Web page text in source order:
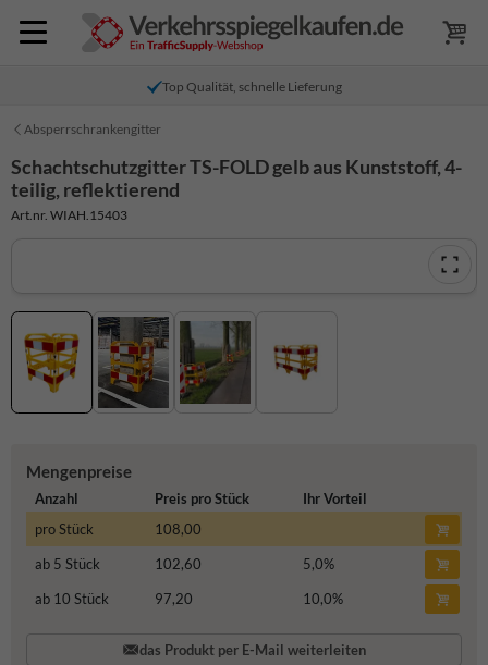
Top Qualität, schnelle Lieferung
Absperrschrankengitter
Schachtschutzgitter TS-FOLD gelb aus Kunststoff, 4-
teilig, reflektierend
Art.nr. WIAH.15403
Mengenpreise
Anzahl Preis pro Stück
Ihr Vorteil
pro Stück
108,00
ab 5 Stück
102,60 5,0%
ab 10 Stück
97,20 10,0%
das Produkt per E-Mail weiterleiten